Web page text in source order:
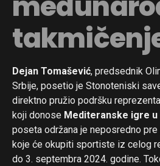
Dejan Tomašević, predsednik
Srbije, posetio je Stonoteniski
direktno pružio podršku
koji donose Mediteranske igre u
poseta održana je neposredno
koje će okupiti sportiste iz celog
do 3. septembra 2024. godine.